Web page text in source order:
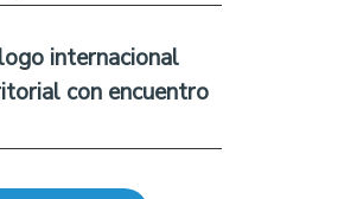
internacional
con encuentro